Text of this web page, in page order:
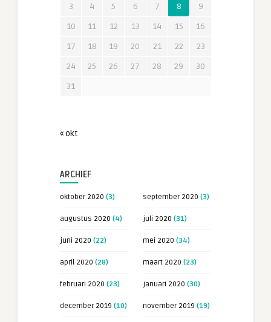
3
4 5 6 7 8
9
10
11 12 13 14 15
16
17
18 19 20 21 22
23
24
25 26 27 28 29
30
31
« okt
ARCHIEF
oktober 2020 (3) september 2020 (3)
augustus 2020 (4) juli 2020 (31)
juni 2020 (22) mei 2020 (34)
april 2020 (28) maart 2020 (23)
februari 2020 (23) januari 2020 (30)
december 2019 (10) november 2019 (19)